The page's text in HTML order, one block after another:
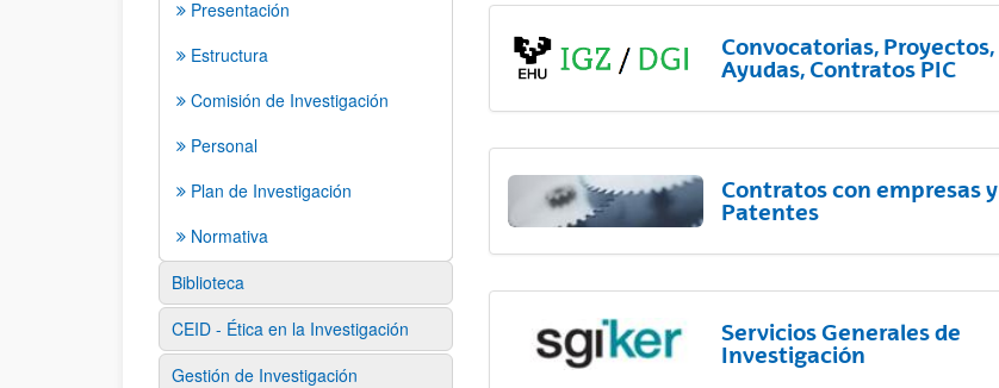
Presentación
Estructura
Comisión de Investigación
Personal
Plan de Investigación
Normativa
Biblioteca
CEID - Ética en la Investigación
Gestión de Investigación
Convocatorias, Proyectos,
Ayudas, Contratos PIC
Contratos con empresas y
Patentes
Servicios Generales de
Investigación